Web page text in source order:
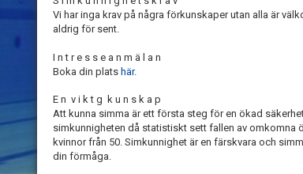
Vi har inga krav på några förkunskaper utan alla är
aldrig för sent.
I n t r e s s e a n m ä l a n
Boka din plats här.
E n v i k t g k u n s k a p
Att kunna simma är ett första steg för en ökad
simkunnigheten då statistiskt sett fallen av omkomna
kvinnor från 50. Simkunnighet är en färskvara och
din förmåga.